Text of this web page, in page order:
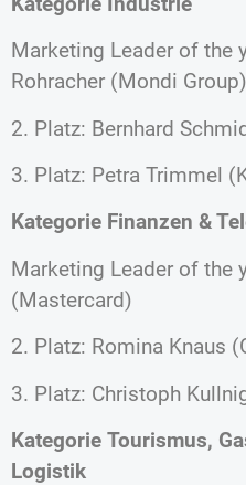
Marketing Leader of the
Rohracher (Mondi Group)
2. Platz: Bernhard
3. Platz: Petra Trimmel
Kategorie Finanzen &
Marketing Leader of the
(Mastercard)
2. Platz: Romina Knaus
3. Platz: Christoph
Kategorie Tourismus,
Logistik